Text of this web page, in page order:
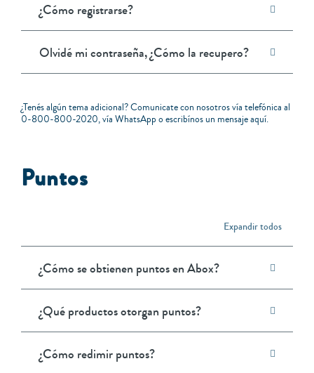
¿Cómo registrarse?
Olvidé mi contraseña, ¿Cómo la recupero?
¿Tenés algún tema adicional? Comunicate con nosotros vía telefónica al
0-800-800-2020, vía WhatsApp o escribínos un mensajeaquí.
Puntos
Expandir todos
¿Cómo se obtienen puntos en Abox?
¿Qué productos otorgan puntos?
¿Cómo redimir puntos?